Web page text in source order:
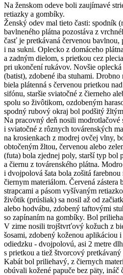
Na ženskom odeve boli zaujímavé
retiazky a gombíky.
Ženský odev mal tieto časti: spodník
bavlneného plátna pozostáva z
časť je pretkávaná červenou
i na sukni. Oplecko z domáceho
a zadným dielom, s prietkou cez
pri ukončení rukávov. Novšie
(batist), zdobené iba stuhami. Drobno
biela plátenná s červenou prietkou
sifónu, staršie sviatočné z čierneho
spolu so živôtikom, ozdobeným
spodný rubový okraj bol podšitý
Na pracovný deň nosili modrotlačové
i sviatočné z rôznych továrenských
na krosienkach z modrej ovčej vlny,
obtočeným žltou, červenou alebo
(futa) bola zjednej poly, starší typ bol
a čiernu z továrenského plátna.
i dvojpolová šata bola zošitá
čiernym materiálom. Červená zástera
strapcami a pásom vyšívaným
živôtik (prúsliak) sa nosil až od
alebo hodvábu, zdobený taftovými
so zapínaním na gombíky. Bol
V zime nosili trojštvrťový kožuch z
šosami, zdobený koženou aplikáciou
odiedzku - dvojpolovú, asi 2 metre
s prietkou a tiež štvorcový pretkávaný
Kabát bol priliehavý, z čiernych
obúvali kožené papuče bez päty, ináč